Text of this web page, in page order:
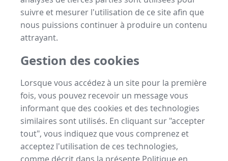
suivre et mesurer l'utilisation de ce site afin que
nous puissions continuer à produire un contenu
attrayant.
Gestion des cookies
Lorsque vous accédez à un site pour la première
fois, vous pouvez recevoir un message vous
informant que des cookies et des technologies
similaires sont utilisés. En cliquant sur "accepter
tout", vous indiquez que vous comprenez et
acceptez l'utilisation de ces technologies,